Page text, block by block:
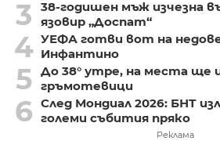
3
38-годишен мъж изчезна
язовир „Доспат“
4 УЕФА готви вот на
Инфантино
5 До 38° утре, на места ще
гръмотевици
6 След Мондиал 2026: БНТ
големи събития пряко
Реклама